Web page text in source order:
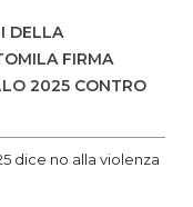
DELLA
FIRMA
2025 CONTRO
dice no alla violenza